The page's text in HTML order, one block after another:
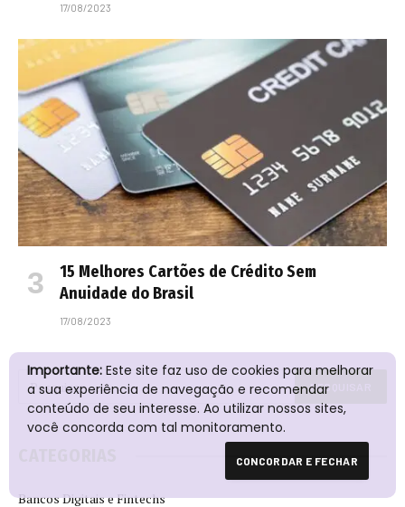
17/08/2023
15 Melhores Cartões de Crédito Sem
Anuidade do Brasil
17/08/2023
Bancos Digitais e Fintechs
Importante: Este site faz uso de cookies para melhorar
a sua experiência de navegação e recomendar
conteúdo de seu interesse. Ao utilizar nossos sites,
você concorda com tal monitoramento.
CONCORDAR E FECHAR